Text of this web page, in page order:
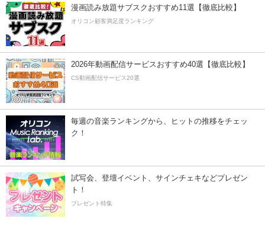
漫画読み放題サブスクおすすめ11選【徹底比較】
オリコン顧客満足度ランキング
2026年動画配信サービスおすすめ40選【徹底比較】
CS動画配信サービス20選
毎週の音楽ランキングから、ヒットの推移をチェッ
ク！
試写会、登壇イベント、サインチェキなどプレゼン
ト！
プレゼント特集